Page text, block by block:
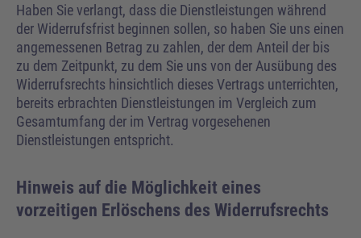
Haben Sie verlangt, dass die Dienstleistungen während
der Widerrufsfrist beginnen sollen, so haben Sie uns einen
angemessenen Betrag zu zahlen, der dem Anteil der bis
zu dem Zeitpunkt, zu dem Sie uns von der Ausübung des
Widerrufsrechts hinsichtlich dieses Vertrags unterrichten,
bereits erbrachten Dienstleistungen im Vergleich zum
Gesamtumfang der im Vertrag vorgesehenen
Dienstleistungen entspricht.
Hinweis auf die Möglichkeit eines
vorzeitigen Erlöschens des Widerrufsrechts